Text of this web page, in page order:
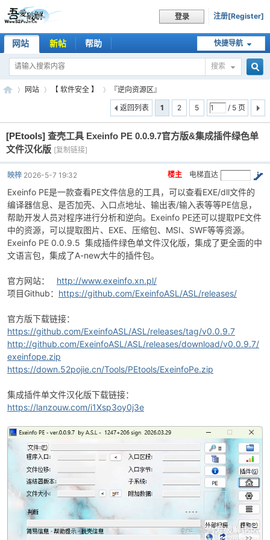
登录 注册[Register]
快捷导航
网站 新帖 帮助
搜索
索
吾
爱
»
网站
›
【 软件安全 】
›
『逆向资源区』
1
2 5 / 5 页
返回列表
[PEtools] 查壳工具 Exeinfo PE 0.0.9.7官方版&集成插件绿色单
文件汉化版 [复制链接]
电梯直达
楼主
映梓 2026-5-7 19:32
Exeinfo PE是一款查看PE文件信息的工具，可以查看EXE/dll文件的
编译器信息、是否加壳、入口点地址、输出表/输入表等等PE信息，
帮助开发人员对程序进行分析和逆向。Exeinfo PE还可以提取PE文件
中的资源，可以提取图片、EXE、压缩包、MSI、SWF等等资源。
Exeinfo PE 0.0.9.5 集成插件绿色单文件汉化版，集成了更全面的中
文语言包，集成了A-new大牛的插件包。
官方网站： http://www.exeinfo.xn.pl/
项目Github： https://github.com/ExeinfoASL/ASL/releases/
官方版下载链接：
https://github.com/ExeinfoASL/ASL/releases/tag/v0.0.9.7
http://github.com/ExeinfoASL/ASL/releases/download/v0.0.9.7/
exeinfope.zip
https://down.52pojie.cn/Tools/PEtools/ExeinfoPe.zip
集成插件单文件汉化版下载链接：
https://lanzouw.com/i1Xsp3oy0j3e